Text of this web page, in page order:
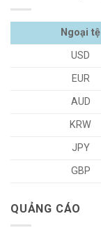
Ngoại tệ
USD
EUR
AUD
KRW
JPY
GBP
QUẢNG CÁO